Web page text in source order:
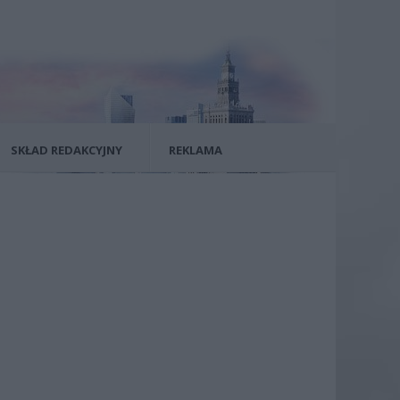
SKŁAD REDAKCYJNY REKLAMA